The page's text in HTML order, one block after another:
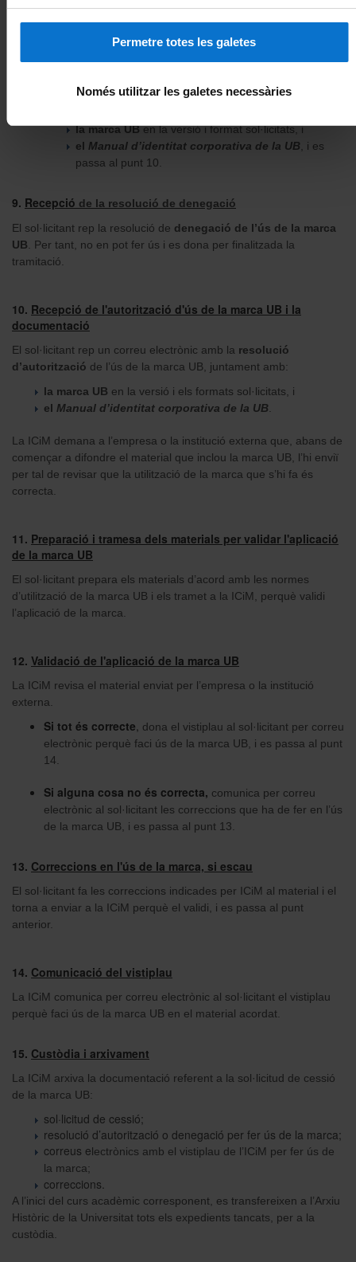
Permetre totes les galetes
Només utilitzar les galetes necessàries
persona de la UB responsable, i es passa al punt 9.
Si la resolució és d’aprovació, la ICiM tramet per correu
electrònic al sol·licitant:
secretària general, amb còpia a la persona de la UB
la marca UBen la versió i format sol·licitats, i
el Manual d’identitat corporativa de la UB, i es
passa al punt 10.
9. Recepció de la resolució de denegació
El sol·licitant rep la resolució de denegació de l’ús de la marca
UB. Per tant, no en pot fer ús i es dona per finalitzada la
tramitació.
10. Recepció de l'autorització d'ús de la marca UB i la
documentació
El sol·licitant rep un correu electrònic amb la resolució
d’autorització de l’ús de la marca UB, juntament amb:
la marca UB en la versió i els formats sol·licitats, i
el Manual d’identitat corporativa de la UB.
La ICiM demana a l’empresa o la institució externa que, abans de
començar a difondre el material que inclou la marca UB, l’hi enviï
per tal de revisar que la utilització de la marca que s’hi fa és
correcta.
11. Preparació i tramesa dels materials per validar l'aplicació
de la marca UB
El sol·licitant prepara els materials d’acord amb les normes
d’utilització de la marca UB i els tramet a la ICiM, perquè validi
l’aplicació de la marca.
12. Validació de l'aplicació de la marca UB
La ICiM revisa el material enviat per l’empresa o la institució
externa.
Si tot és correcte, dona el vistiplau al sol·licitant per correu
electrònic perquè faci ús de la marca UB, i es passa al punt
14.
Si alguna cosa no és correcta, comunica per correu
electrònic al sol·licitant les correccions que ha de fer en l’ús
de la marca UB, i es passa al punt 13.
13. Correccions en l'ús de la marca, si escau
El sol·licitant fa les correccions indicades per ICiM al material i el
torna a enviar a la ICiM perquè el validi, i es passa al punt
anterior.
14. Comunicació del vistiplau
La ICiM comunica per correu electrònic al sol·licitant el vistiplau
perquè faci ús de la marca UB en el material acordat.
15. Custòdia i arxivament
La ICiM arxiva la documentació referent a la sol·licitud de cessió
de la marca UB:
sol·licitud de cessió;
resolució d’autorització o denegació per fer ús de la marca;
correus electrònics amb el vistiplau de l’ICiM per fer ús de
la marca;
correccions.
A l’inici del curs acadèmic corresponent, es transfereixen a l’Arxiu
Històric de la Universitat tots els expedients tancats, per a la
custòdia.